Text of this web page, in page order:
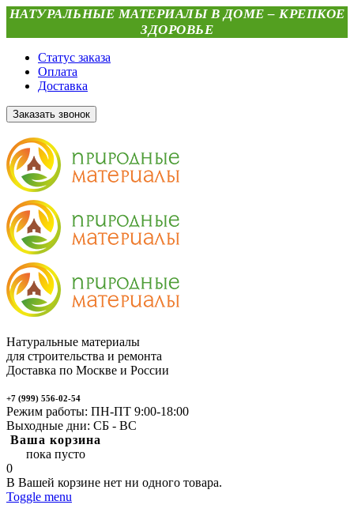
НАТУРАЛЬНЫЕ МАТЕРИАЛЫ В ДОМЕ – КРЕПКОЕ
ЗДОРОВЬЕ
Статус заказа
Оплата
Доставка
Заказать звонок
Натуральные материалы
для строительства и ремонта
Доставка по Москве и России
+7 (999) 556-02-54
Режим работы: ПН-ПТ 9:00-18:00
Выходные дни: СБ - ВС
Ваша корзина
пока пусто
0
В Вашей корзине нет ни одного товара.
Toggle menu